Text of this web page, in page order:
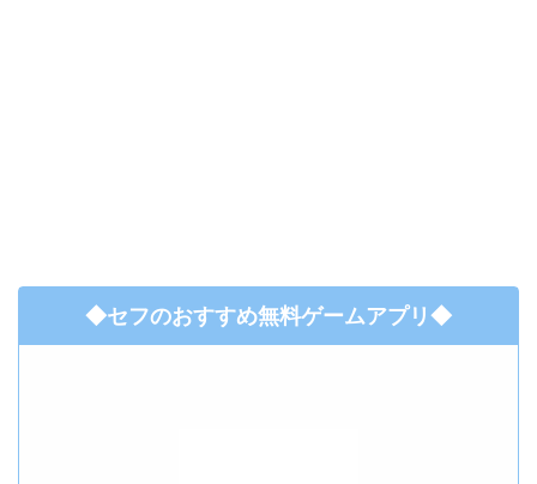
◆セフのおすすめ無料ゲームアプリ◆